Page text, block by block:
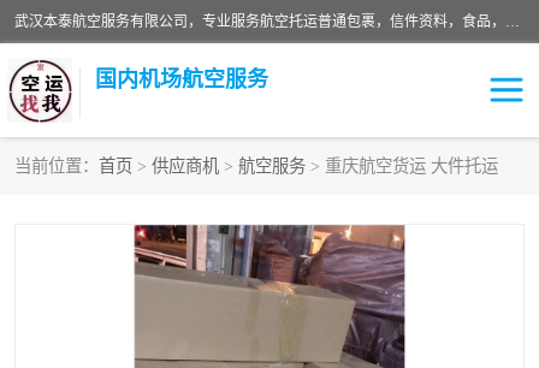
武汉本泰航空服务有限公司，专业服务航空托运普通包裹，信件资料，食品，服装，快消品等运输的专线空运，完善的网络服务确保为客户提供准确、*、安全的“门对门”服务，本着“诚信为本、精诚合作”的服务宗旨.“以安全运输为保障，以运价合理要求市场”的经营理念。武汉机场货运、武汉航空物流、武汉空运、武汉天河国际机场东方、南方、国际航空、机场空运业务覆盖国内二三线机场城市，如：武汉-敦煌、武汉-柳州等
国内机场航空服务
当前位置： 首页 > 供应商机 > 航空服务 > 重庆航空货运 大件托运